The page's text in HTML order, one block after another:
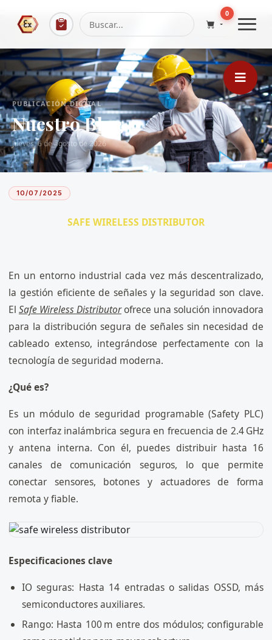
0
PUBLICACIÓN DIGITAL
Nuestro Blog
Jueves, 6 de agosto de 2026
10/07/2025
SAFE WIRELESS DISTRIBUTOR
En un entorno industrial cada vez más descentralizado,
la gestión eficiente de señales y la seguridad son clave.
El Safe Wireless Distributorofrece una solución innovadora
para la distribución segura de señales sin necesidad de
cableado extenso, integrándose perfectamente con la
tecnología de seguridad moderna.
¿Qué es?
Es un módulo de seguridad programable (Safety PLC)
con interfaz inalámbrica segura en frecuencia de 2.4 GHz
y antena interna. Con él, puedes distribuir hasta 16
canales de comunicación seguros, lo que permite
conectar sensores, botones y actuadores de forma
remota y fiable.
Especificaciones clave
IO seguras: Hasta 14 entradas o salidas OSSD, más
semiconductores auxiliares.
Rango: Hasta 100 m entre dos módulos; configurable